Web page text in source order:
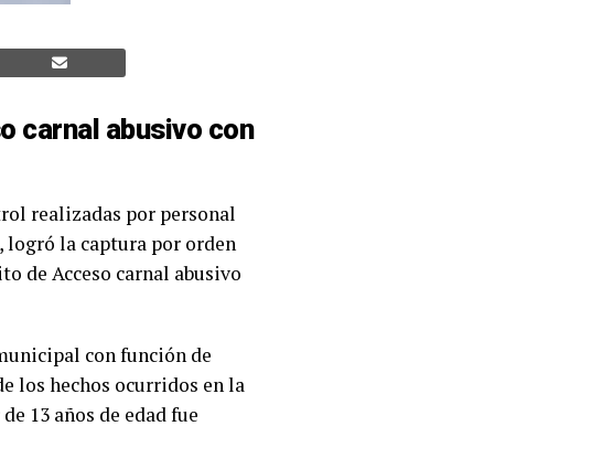
carnal abusivo con
realizadas por personal
la captura por orden
de Acceso carnal abusivo
con función de
los hechos ocurridos en la
13 años de edad fue